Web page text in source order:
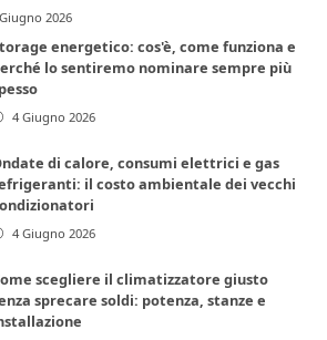
2026
energetico: cos'è, come funziona e
lo sentiremo nominare sempre più
4 Giugno 2026
di calore, consumi elettrici e gas
il costo ambientale dei vecchi
4 Giugno 2026
scegliere il climatizzatore giusto
sprecare soldi: potenza, stanze e